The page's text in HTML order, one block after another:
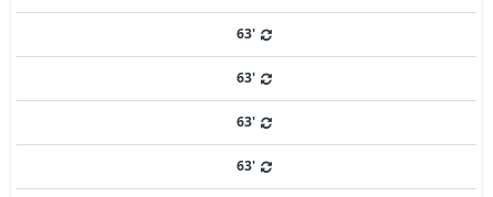
63'
63'
63'
63'